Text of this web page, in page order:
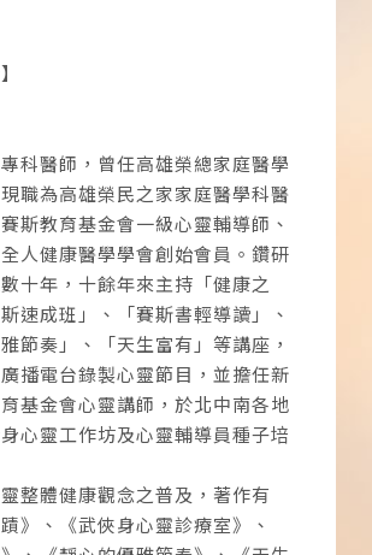
科醫師，曾任高雄榮總家庭醫學
職為高雄榮民之家家庭醫學科醫
斯教育基金會一級心靈輔導師、
人健康醫學學會創始會員。鑽研
十年，十餘年來主持「健康之
速成班」、「賽斯書輕導讀」、
雅節奏」、「天生富有」等講座，
播電台錄製心靈節目，並擔任新
基金會心靈講師，於北中南各地
心靈工作坊及心靈輔導員種子培
整體健康觀念之普及，著作有
》、《武俠身心靈診療室》、